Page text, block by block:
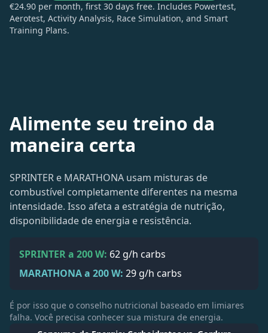
€24.90 per month, first 30 days free. Includes Powertest,
Aerotest, Activity Analysis, Race Simulation, and Smart
Training Plans.
Alimente seu treino da
maneira certa
SPRINTER e MARATHONA usam misturas de
combustível completamente diferentes na mesma
intensidade. Isso afeta a estratégia de nutrição,
disponibilidade de energia e resistência.
SPRINTER a 200 W: 62 g/h carbs
MARATHONA a 200 W: 29 g/h carbs
É por isso que o conselho nutricional baseado em limiares
falha. Você precisa conhecer sua mistura de energia.